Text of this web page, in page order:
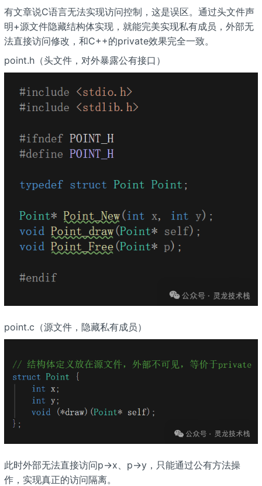
有文章说C语言无法实现访问控制，这是误区。通过头文件声
明+源文件隐藏结构体实现，就能完美实现私有成员，外部无
法直接访问修改，和C++的private效果完全一致。
point.h（头文件，对外暴露公有接口）
point.c（源文件，隐藏私有成员）
此时外部无法直接访问p->x、p->y，只能通过公有方法操
作，实现真正的访问隔离。